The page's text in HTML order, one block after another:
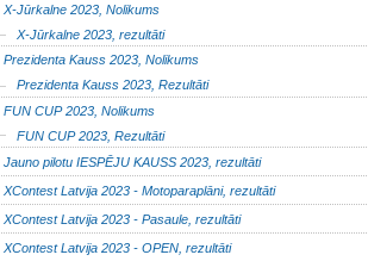
X-Jūrkalne 2023, Nolikums
X-Jūrkalne 2023, rezultāti
Prezidenta Kauss 2023, Nolikums
Prezidenta Kauss 2023, Rezultāti
FUN CUP 2023, Nolikums
FUN CUP 2023, Rezultāti
Jauno pilotu IESPĒJU KAUSS 2023, rezultāti
XContest Latvija 2023 - Motoparaplāni, rezultāti
XContest Latvija 2023 - Pasaule, rezultāti
XContest Latvija 2023 - OPEN, rezultāti